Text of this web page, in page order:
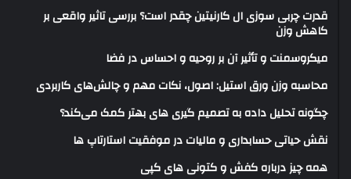
قدرت چربی سوزی ال کارنیتین چقدر است؟ بررسی تاثیر واقعی بر
کاهش وزن
میکروسمنت و تأثیر آن بر روحیه و احساس در فضا
محاسبه وزن ورق استیل: اصول، نکات مهم و چالش‌های کاربردی
چگونه تحلیل داده به تصمیم گیری های بهتر کمک می‌کند؟
نقش حیاتی حسابداری و مالیات در موفقیت استارتاپ ها
همه چیز درباره کفش و کتونی های کپی